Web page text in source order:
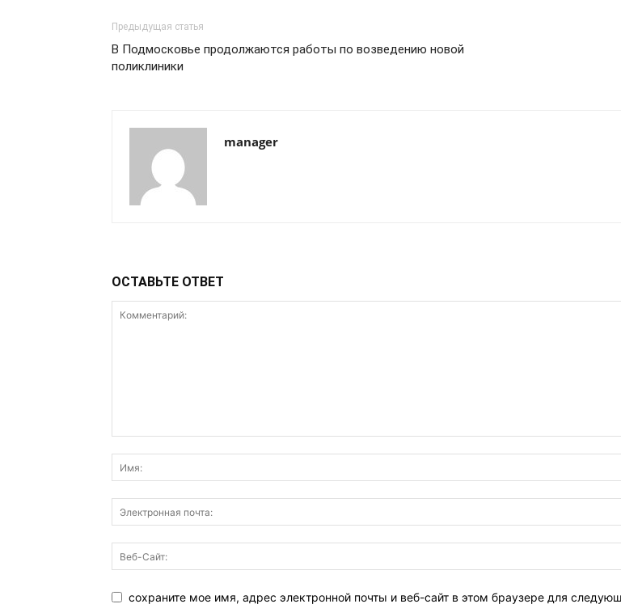
Предыдущая статья
В Подмосковье продолжаются работы по возведению новой
поликлиники
manager
ОСТАВЬТЕ ОТВЕТ
сохраните мое имя, адрес электронной почты и веб-сайт в этом браузере для